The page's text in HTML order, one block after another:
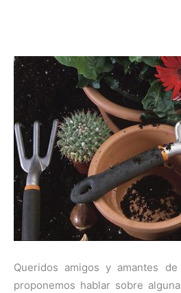
Queridos amigos y amantes
proponemos hablar sobre